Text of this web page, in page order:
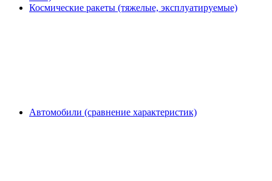
Космические ракеты (тяжелые, эксплуатируемые)
Автомобили (сравнение характеристик)